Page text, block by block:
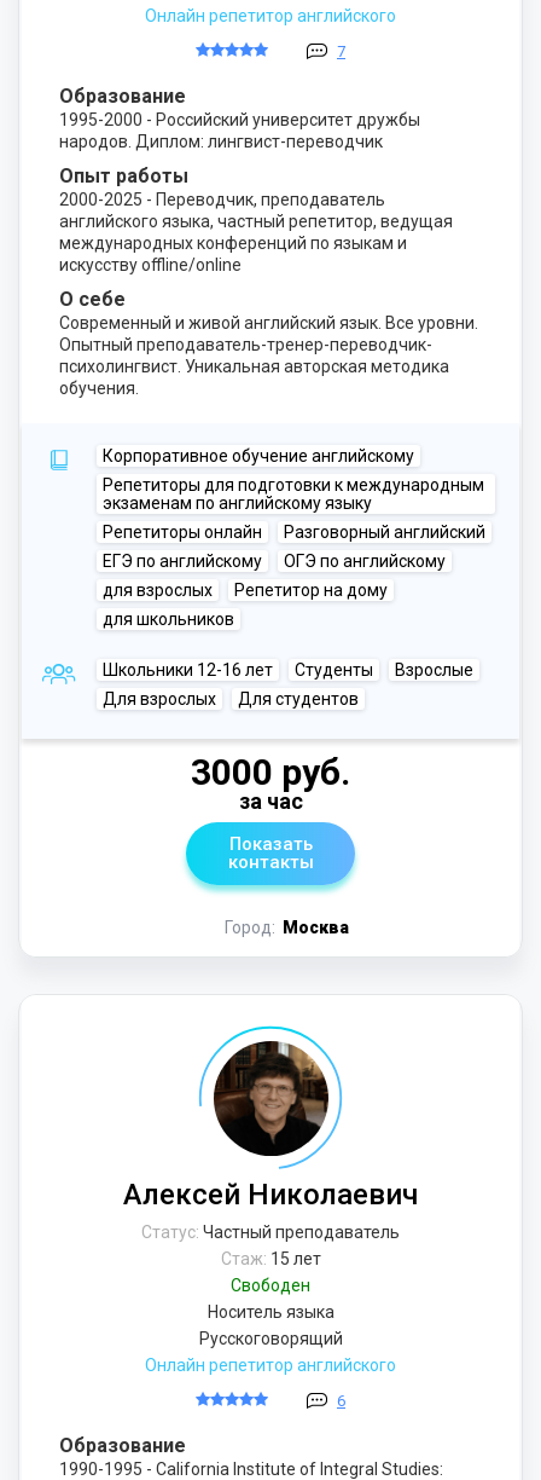
Онлайн репетитор английского
7
Образование
1995-2000 - Российский университет дружбы
народов. Диплом: лингвист-переводчик
Опыт работы
2000-2025 - Переводчик, преподаватель
английского языка, частный репетитор, ведущая
международных конференций по языкам и
искусству offline/online
О себе
Современный и живой английский язык. Все уровни.
Опытный преподаватель-тренер-переводчик-
психолингвист. Уникальная авторская методика
обучения.
Корпоративное обучение английскому
Репетиторы для подготовки к международным
экзаменам по английскому языку
Репетиторы онлайн
Разговорный английский
ЕГЭ по английскому
ОГЭ по английскому
для взрослых
Репетитор на дому
для школьников
Школьники 12-16 лет Студенты
Взрослые
Для взрослых
Для студентов
Город: Москва
3000 руб.
за час
Показать
контакты
Алексей Николаевич
Статус: Частный преподаватель
Стаж: 15 лет
Свободен
Носитель языка
Русскоговорящий
Онлайн репетитор английского
6
Образование
1990-1995 - California Institute of Integral Studies: